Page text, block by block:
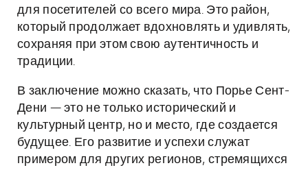
для посетителей со всего мира. Это район,
который продолжает вдохновлять и удивлять,
сохраняя при этом свою аутентичность и
традиции.
В заключение можно сказать, что Порье Сент-
Дени — это не только исторический и
культурный центр, но и место, где создается
будущее. Его развитие и успехи служат
примером для других регионов, стремящихся